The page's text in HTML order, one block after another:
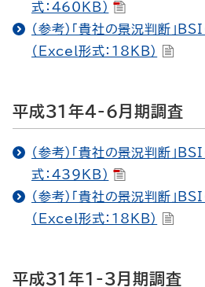
式：460KB）
（参考）「貴社の景況判断」
（Excel形式：18KB）
平成31年4-6月期調査
（参考）「貴社の景況判断」
式：439KB）
（参考）「貴社の景況判断」
（Excel形式：18KB）
平成31年1-3月期調査